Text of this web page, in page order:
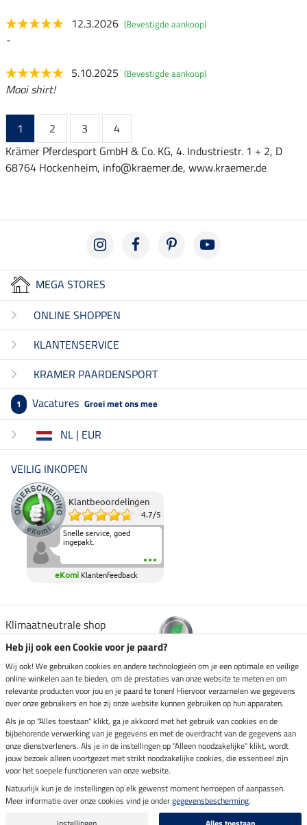
12.3.2026 (Bevestigde aankoop)
-
5.10.2025 (Bevestigde aankoop)
Mooi shirt!
1 2 3
4
Krämer Pferdesport GmbH & Co. KG, 4. Industriestr. 1 + 2, D
68764 Hockenheim, info@kraemer.de, www.kraemer.de
MEGA STORES
ONLINE SHOPPEN
KLANTENSERVICE
KRAMER PAARDENSPORT
1 Vacatures Groei met ons mee
NL | EUR
VEILIG INKOPEN
Klantbeoordelingen
4.7/5
Snelle service, goed
ingepakt.
eKomi Klantenfeedback
Klimaatneutrale shop
Verzending per
Veilig betalen met
Impressum
Laatste update op 06.08.2026 om 07:11 uur
Alle prijzen in euro's, incl. BTW, excl. verzendkosten.
Heb jij ook een Cookie voor je paard?
Wij ook! We gebruiken cookies en andere technologieën om je een optimale en veilige
online winkelen aan te bieden, om de prestaties van onze website te meten en om
relevante producten voor jou en je paard te tonen! Hiervoor verzamelen we gegevens
over onze gebruikers en hoe zij onze website kunnen gebruiken op hun apparaten.
Als je op "Alles toestaan" klikt, ga je akkoord met het gebruik van cookies en de
bijbehorende verwerking van je gegevens en met de overdracht van de gegevens aan
onze dienstverleners. Als je in de instellingen op "Alleen noodzakelijke" klikt, wordt
jouw bezoek alleen voortgezet met strikt noodzakelijke cookies, die essentieel zijn
voor het soepele functioneren van onze website.
Natuurlijk kun je de instellingen op elk gewenst moment herroepen of aanpassen.
Meer informatie over onze cookies vind je ondergegevensbescherming.